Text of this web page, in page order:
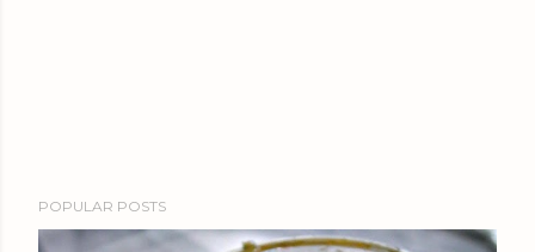
POPULAR POSTS